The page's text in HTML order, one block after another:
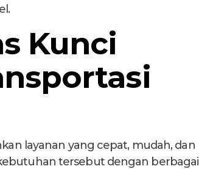
Kunci
layanan yang cepat, mudah, dan
tersebut dengan berbagai